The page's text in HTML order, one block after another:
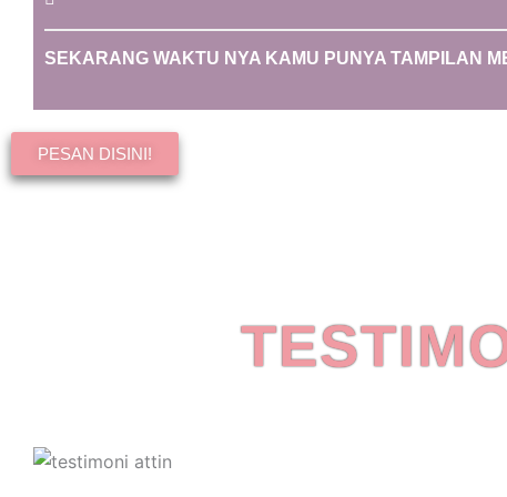
SEKARANG WAKTU NYA KAMU PUNYA TAMPILAN
PESAN DISINI!